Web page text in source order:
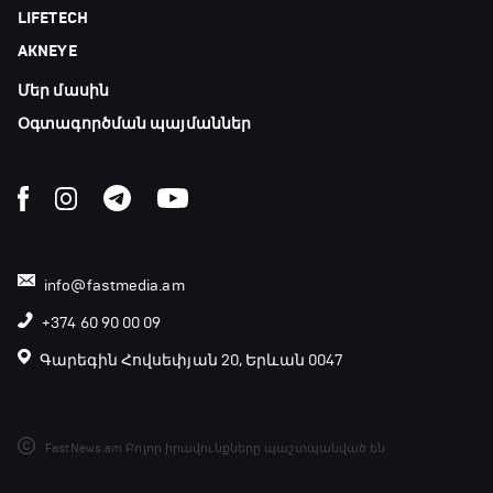
19:10 - 21:30
Արգենտինա
21:30 - 00:00
LIFETECH
AKNEYE
Մեր մասին
Օգտագործման պայմաններ
info@fastmedia.am
+374 60 90 00 09
Գարեգին Հովսեփյան 20, Երևան 0047
FastNews.am Բոլոր իրավունքները պաշտպանված են